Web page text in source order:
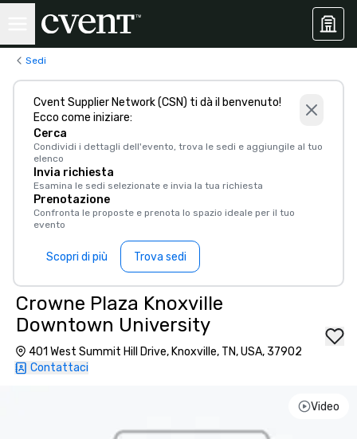
Sedi
Cvent Supplier Network (CSN) ti dà il benvenuto!
Ecco come iniziare:
Cerca
Condividi i dettagli dell'evento, trova le sedi e aggiungile al tuo
elenco
Invia richiesta
Esamina le sedi selezionate e invia la tua richiesta
Prenotazione
Confronta le proposte e prenota lo spazio ideale per il tuo
evento
Scopri di più Trova sedi
Crowne Plaza Knoxville
Downtown University
401 West Summit Hill Drive, Knoxville, TN, USA, 37902
Contattaci
Video